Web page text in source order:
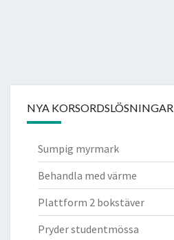
NYA KORSORDSLÖSNINGAR
Sumpig myrmark
Behandla med värme
Plattform 2 bokstäver
Pryder studentmössa